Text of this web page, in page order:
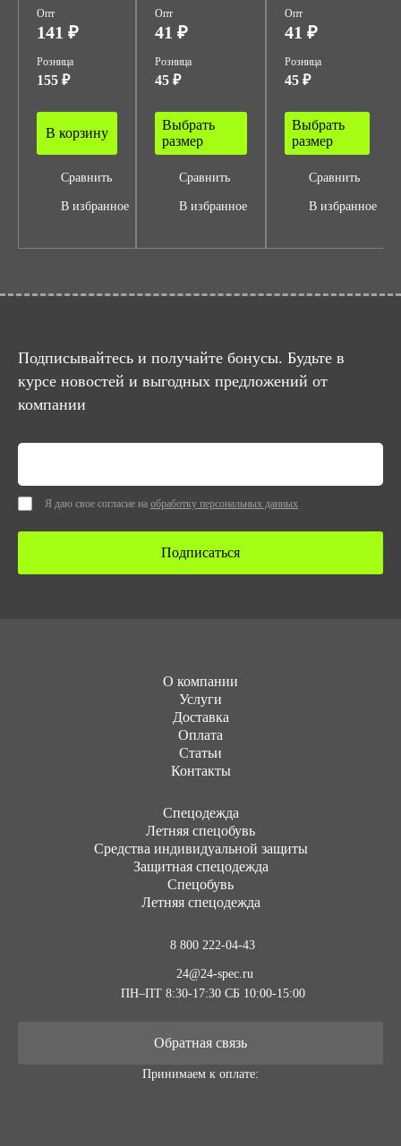
Опт
141 ₽
Розница
155 ₽
В корзину
Сравнить
В избранное
Опт
41 ₽
Розница
45 ₽
Выбрать
размер
Сравнить
В избранное
Опт
41 ₽
Розница
45 ₽
Выбрать
размер
Сравнить
В избранное
Подписывайтесь и получайте бонусы. Будьте в
курсе новостей и выгодных предложений от
компании
Я даю свое согласие на обработку персональных данных
Подписаться
О компании
Услуги
Доставка
Оплата
Статьи
Контакты
Cпецодежда
Летняя спецобувь
Средства индивидуальной защиты
Защитная спецодежда
Спецобувь
Летняя спецодежда
8 800 222-04-43
24@24-spec.ru
ПН–ПТ 8:30-17:30 СБ 10:00-15:00
Обратная связь
Принимаем к оплате: